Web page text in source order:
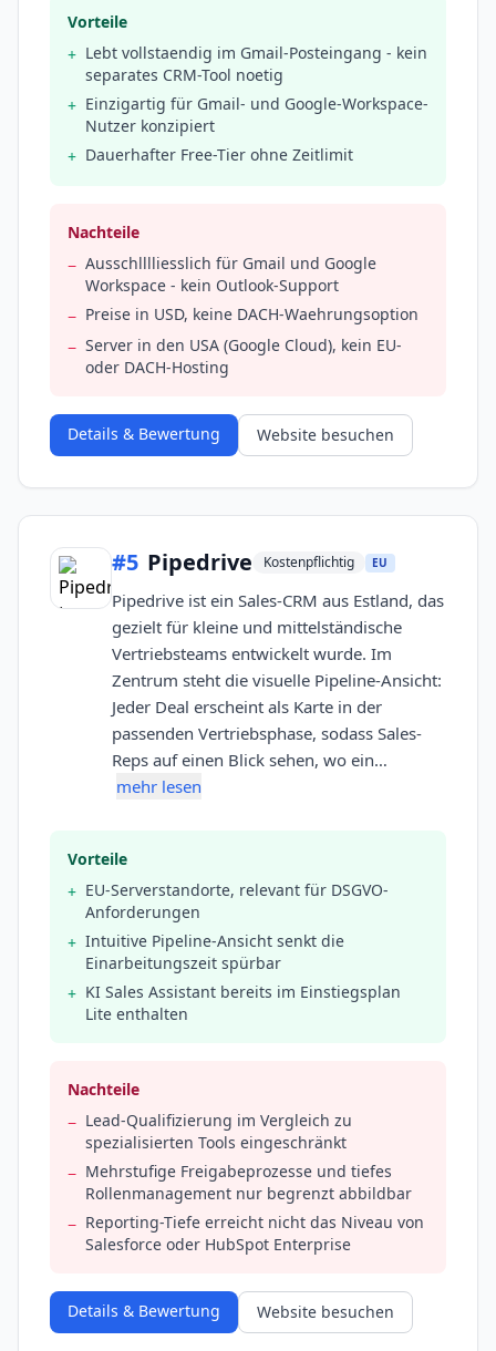
Vorteile
+ Lebt vollstaendig im Gmail-Posteingang - kein
separates CRM-Tool noetig
+ Einzigartig für Gmail- und Google-Workspace-
Nutzer konzipiert
+ Dauerhafter Free-Tier ohne Zeitlimit
Nachteile
− Ausschlllliesslich für Gmail und Google
Workspace - kein Outlook-Support
− Preise in USD, keine DACH-Waehrungsoption
− Server in den USA (Google Cloud), kein EU-
oder DACH-Hosting
Details & Bewertung Website besuchen
#5 Pipedrive Kostenpflichtig EU
Pipedrive ist ein Sales-CRM aus Estland, das
gezielt für kleine und mittelständische
Vertriebsteams entwickelt wurde. Im
Zentrum steht die visuelle Pipeline-Ansicht:
Jeder Deal erscheint als Karte in der
passenden Vertriebsphase, sodass Sales-
Reps auf einen Blick sehen, wo ein…
mehr lesen
Vorteile
+ EU-Serverstandorte, relevant für DSGVO-
Anforderungen
+ Intuitive Pipeline-Ansicht senkt die
Einarbeitungszeit spürbar
+ KI Sales Assistant bereits im Einstiegsplan
Lite enthalten
Nachteile
− Lead-Qualifizierung im Vergleich zu
spezialisierten Tools eingeschränkt
− Mehrstufige Freigabeprozesse und tiefes
Rollenmanagement nur begrenzt abbildbar
− Reporting-Tiefe erreicht nicht das Niveau von
Salesforce oder HubSpot Enterprise
Details & Bewertung Website besuchen